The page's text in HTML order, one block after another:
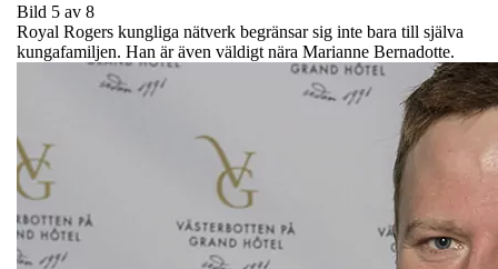
Bild 5 av 8
Royal Rogers kungliga nätverk begränsar sig inte bara till själva
kungafamiljen. Han är även väldigt nära Marianne Bernadotte.